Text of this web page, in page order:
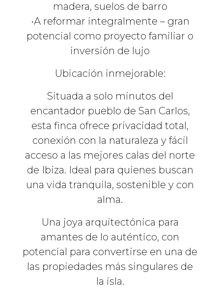
madera, suelos de barro
•A reformar integralmente – gran
potencial como proyecto familiar o
inversión de lujo
Ubicación inmejorable:
Situada a solo minutos del
encantador pueblo de San Carlos,
esta finca ofrece privacidad total,
conexión con la naturaleza y fácil
acceso a las mejores calas del norte
de Ibiza. Ideal para quienes buscan
una vida tranquila, sostenible y con
alma.
Una joya arquitectónica para
amantes de lo auténtico, con
potencial para convertirse en una de
las propiedades más singulares de
la isla.